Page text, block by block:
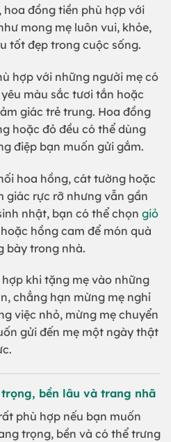
đồng tiền phù hợp với
mong mẹ luôn vui, khỏe,
tốt đẹp trong cuộc sống.
hợp với những người mẹ có
màu sắc tươi tắn hoặc
giác trẻ trung. Hoa đồng
hoặc đỏ đều có thể dùng
điệp bạn muốn gửi gắm.
hoa hồng, cát tường hoặc
giác rực rỡ nhưng vẫn gần
nhật, bạn có thể chọn giỏ
hồng cam để món quà
bày trong nhà.
khi tặng mẹ vào những
chẳng hạn mừng mẹ nghỉ
việc nhỏ, mừng mẹ chuyển
gửi đến mẹ một ngày thật
bền lâu và trang nhã
phù hợp nếu bạn muốn
trọng, bền và có thể trưng